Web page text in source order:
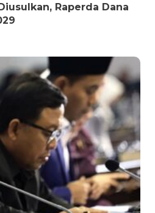
Diusulkan, Raperda Dana